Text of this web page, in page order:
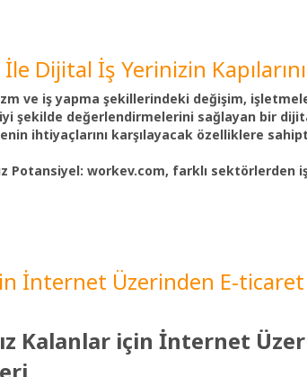
Dijital İş Yerinizin
ve iş yapma şekillerindeki değişim,
şekilde değerlendirmelerini sağlayan bir
ihtiyaçlarını karşılayacak özelliklere
Potansiyel: workev.com, farklı sektörlerden
İnternet Üzerinden E-
Kalanlar için İnternet